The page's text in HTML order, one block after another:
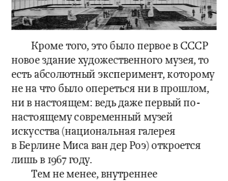
Кроме того, это было первое в СССР
новое здание художественного музея, то
есть абсолютный эксперимент, которому
не на что было опереться ни в прошлом,
ни в настоящем: ведь даже первый по-
настоящему современный музей
искусства (национальная галерея
в Берлине Миса ван дер Роэ) откроется
лишь в 1967 году.
Тем не менее, внутреннее